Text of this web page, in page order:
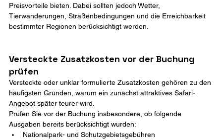
Preisvorteile bieten. Dabei sollten jedoch Wetter,
Tierwanderungen, Straßenbedingungen und die Erreichbarkeit
bestimmter Regionen berücksichtigt werden.
Versteckte Zusatzkosten vor der Buchung
prüfen
Versteckte oder unklar formulierte Zusatzkosten gehören zu den
häufigsten Gründen, warum ein zunächst attraktives Safari-
Angebot später teurer wird.
Prüfen Sie vor der Buchung insbesondere, ob folgende
Ausgaben bereits berücksichtigt wurden:
Nationalpark- und Schutzgebietsgebühren